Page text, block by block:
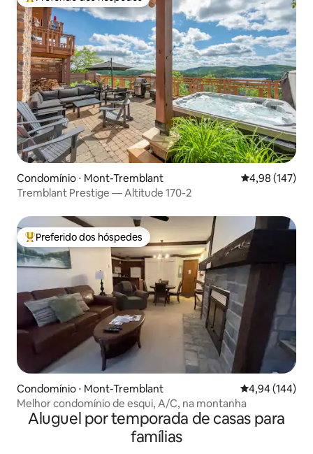
Entre os melhores preferidos dos hóspedes
Condomínio ⋅ Mont-Tremblant 4,98 de uma
4,98 (147)
Tremblant Prestige — Altitude 170-2
Entre os melhores preferidos dos hóspedes
Preferido dos hóspedes
Condomínio ⋅ Mont-Tremblant 4,94 de uma
4,94 (144)
Melhor condomínio de esqui, A/C, na montanha
Aluguel por temporada de casas para
famílias